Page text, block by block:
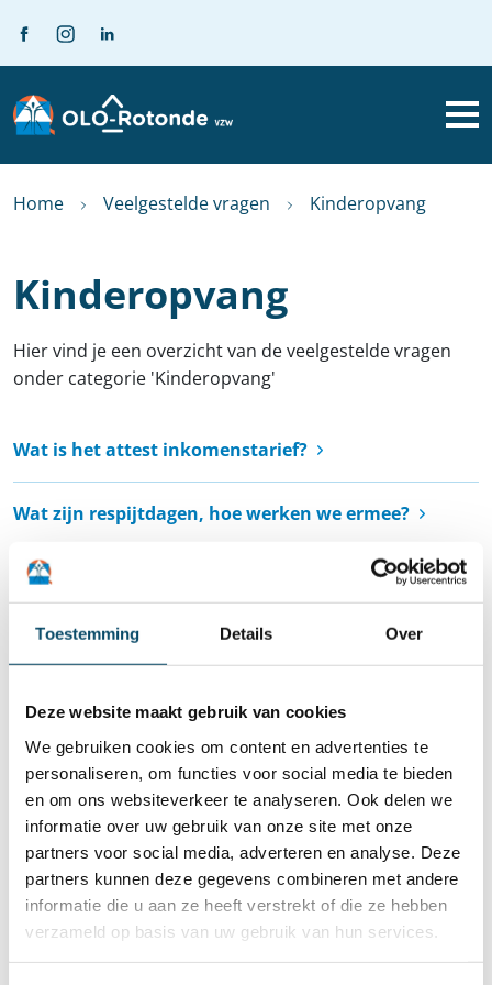
Toestemming Details Over
Deze website maakt gebruik van cookies
We gebruiken cookies om content en advertenties te
personaliseren, om functies voor social media te bieden
en om ons websiteverkeer te analyseren. Ook delen we
informatie over uw gebruik van onze site met onze
partners voor social media, adverteren en analyse. Deze
partners kunnen deze gegevens combineren met andere
informatie die u aan ze heeft verstrekt of die ze hebben
verzameld op basis van uw gebruik van hun services.
Home Veelgestelde vragen Kinderopvang
Kinderopvang
Hier vind je een overzicht van de veelgestelde vragen
onder categorie 'Kinderopvang'
Wat is het attest inkomenstarief?
Wat zijn respijtdagen, hoe werken we ermee?
Kan ik, voordat ik mijn kindje inschrijf, een bezoek
brengen aan de opvang?
Kan ik voordat mijn kind geboren is al een plaats
Kan ik mijn dagen en uren van de opvang
aanpassen?
Worden er proefmomenten voorzien voor de officiële
start van mijn zoon/dochter?
Worden er warme maaltijden voorzien?